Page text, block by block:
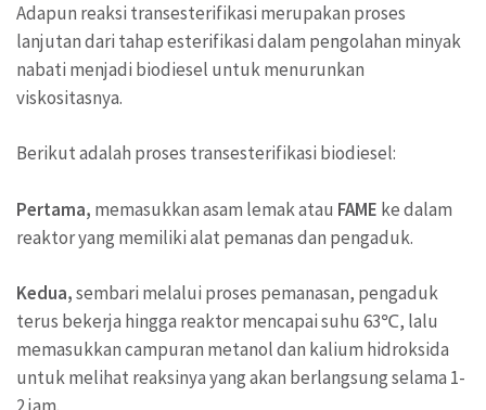
Adapun reaksi transesterifikasi merupakan proses
lanjutan dari tahap esterifikasi dalam pengolahan minyak
nabati menjadi biodiesel untuk menurunkan
viskositasnya.
Berikut adalah proses transesterifikasi biodiesel:
Pertama, memasukkan asam lemak atau FAME ke dalam
reaktor yang memiliki alat pemanas dan pengaduk.
Kedua,sembari melalui proses pemanasan, pengaduk
terus bekerja hingga reaktor mencapai suhu 63℃, lalu
memasukkan campuran metanol dan kalium hidroksida
untuk melihat reaksinya yang akan berlangsung selama 1-